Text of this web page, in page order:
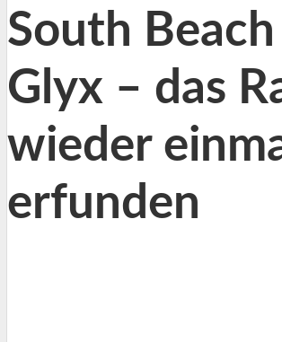
South Beach
Glyx – das
wieder
erfunden